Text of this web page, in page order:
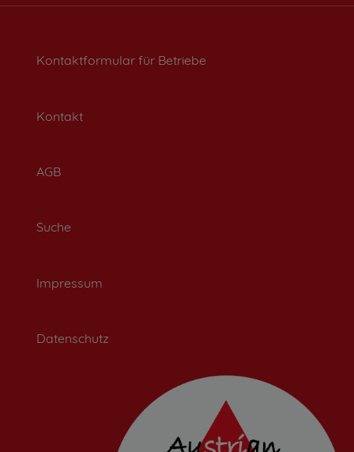
Kontaktformular für Betriebe
Kontakt
AGB
Suche
Impressum
Datenschutz